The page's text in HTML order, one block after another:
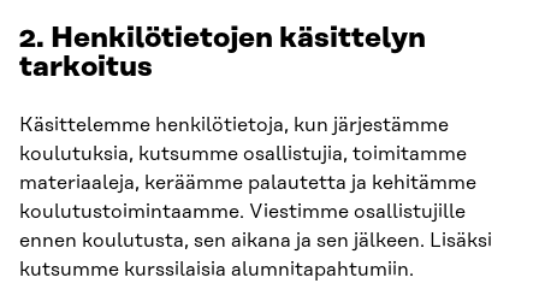
2. Henkilötietojen käsittelyn
tarkoitus
Käsittelemme henkilötietoja, kun järjestämme
koulutuksia, kutsumme osallistujia, toimitamme
materiaaleja, keräämme palautetta ja kehitämme
koulutustoimintaamme. Viestimme osallistujille
ennen koulutusta, sen aikana ja sen jälkeen. Lisäksi
kutsumme kurssilaisia alumnitapahtumiin.